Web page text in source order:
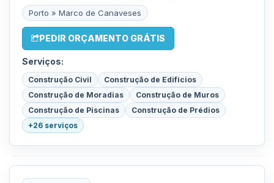
Porto » Marco de Canaveses
PEDIR ORÇAMENTO GRÁTIS
Serviços:
Construção Civil
Construção de Edifícios
Construção de Moradias
Construção de Muros
Construção de Piscinas
Construção de Prédios
+26 serviços